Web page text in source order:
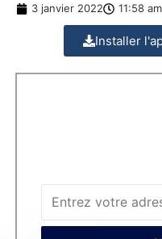
3 janvier 2022 11:58 am
Installer